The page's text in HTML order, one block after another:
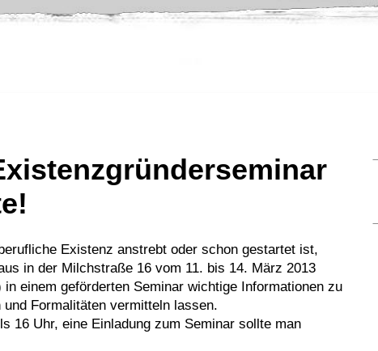
Existenz anstrebt oder schon gestartet ist,
in der Milchstraße 16 vom 11. bis 14. März 2013
in einem geförderten Seminar wichtige Informationen zu
Formalitäten vermitteln lassen.
16 Uhr, eine Einladung zum Seminar sollte man